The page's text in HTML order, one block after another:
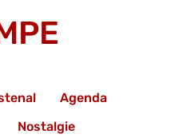
Agenda
Nostalgie